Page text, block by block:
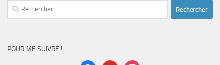
Rechercher :
POUR ME SUIVRE !